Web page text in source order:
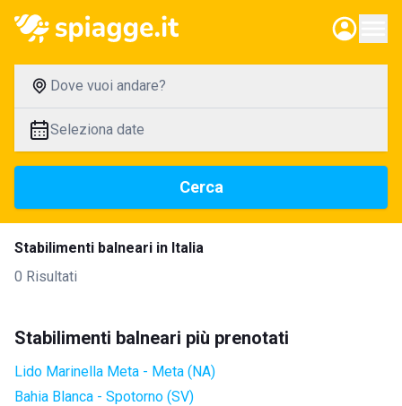
Dove vuoi andare?
Seleziona date
Cerca
Stabilimenti balneari in Italia
0 Risultati
Stabilimenti balneari più prenotati
Lido Marinella Meta - Meta (NA)
Bahia Blanca - Spotorno (SV)